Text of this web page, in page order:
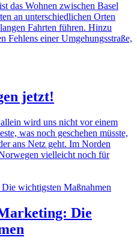
das Wohnen zwischen Basel
an unterschiedlichen Orten
Fahrten führen. Hinzu
Fehlens einer Umgehungsstraße,
jetzt!
wird uns nicht vor einem
was noch geschehen müsste,
ans Netz geht. Im Norden
vielleicht noch für
Die